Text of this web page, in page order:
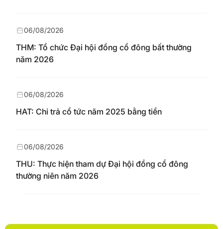
THM: Tổ chức Đại hội đồng cổ đông bất thường
năm 2026
06/08/2026
HAT: Chi trả cổ tức năm 2025 bằng tiền
06/08/2026
THU: Thực hiện tham dự Đại hội đồng cổ đông
thường niên năm 2026
06/08/2026